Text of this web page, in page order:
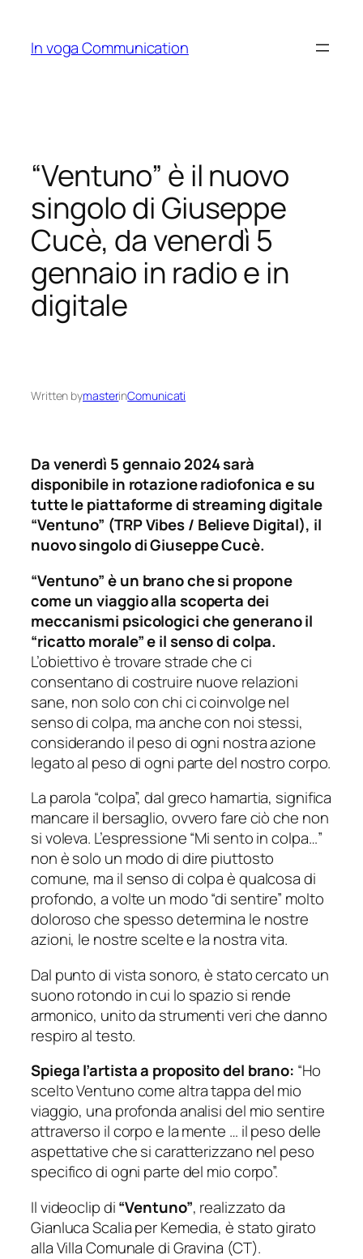
content
In voga Communication
“Ventuno” è il nuovo
singolo di Giuseppe
Cucè, da venerdì 5
gennaio in radio e in
digitale
Written bymasterinComunicati
Da venerdì 5 gennaio 2024 sarà
disponibile in rotazione radiofonica e su
tutte le piattaforme di streaming digitale
“Ventuno” (TRP Vibes / Believe Digital), il
nuovo singolo di Giuseppe Cucè.
“Ventuno” è un brano che si propone
come un viaggio alla scoperta dei
meccanismi psicologici che generano il
“ricatto morale” e il senso di colpa.
L’obiettivo è trovare strade che ci
consentano di costruire nuove relazioni
sane, non solo con chi ci coinvolge nel
senso di colpa, ma anche con noi stessi,
considerando il peso di ogni nostra azione
legato al peso di ogni parte del nostro corpo.
La parola “colpa”, dal greco hamartia, significa
mancare il bersaglio, ovvero fare ciò che non
si voleva. L’espressione “Mi sento in colpa…”
non è solo un modo di dire piuttosto
comune, ma il senso di colpa è qualcosa di
profondo, a volte un modo “di sentire” molto
doloroso che spesso determina le nostre
azioni, le nostre scelte e la nostra vita.
Dal punto di vista sonoro, è stato cercato un
suono rotondo in cui lo spazio si rende
armonico, unito da strumenti veri che danno
respiro al testo.
Spiega l’artista a proposito del brano: “Ho
scelto Ventuno come altra tappa del mio
viaggio, una profonda analisi del mio sentire
attraverso il corpo e la mente … il peso delle
aspettative che si caratterizzano nel peso
specifico di ogni parte del mio corpo”.
Il videoclip di“Ventuno”, realizzato da
Gianluca Scalia per Kemedia, è stato girato
alla Villa Comunale di Gravina (CT).